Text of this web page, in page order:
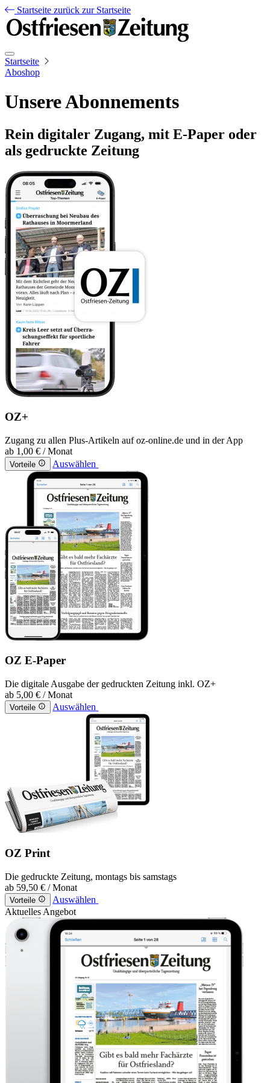
Startseite zurück zur Startseite
Startseite
Aboshop
Unsere Abonnements
Rein digitaler Zugang, mit E-Paper oder
als gedruckte Zeitung
OZ+
Zugang zu allen Plus-Artikeln auf oz-online.de und in der App
ab 1,00 € / Monat
Vorteile Auswählen
OZ E-Paper
Die digitale Ausgabe der gedruckten Zeitung inkl. OZ+
ab 5,00 € / Monat
Vorteile Auswählen
OZ Print
Die gedruckte Zeitung, montags bis samstags
ab 59,50 € / Monat
Vorteile
Auswählen
Aktuelles Angebot